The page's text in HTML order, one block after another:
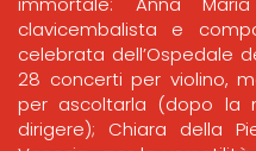
clavicembalista e
celebrata dell’Ospedale
28 concerti per violino,
per ascoltarla (dopo la
dirigere); Chiara della